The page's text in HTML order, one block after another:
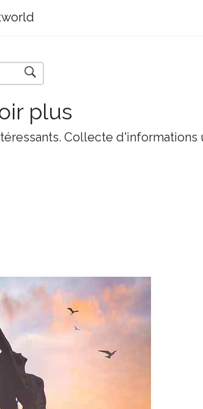
plus
Collecte d'informations